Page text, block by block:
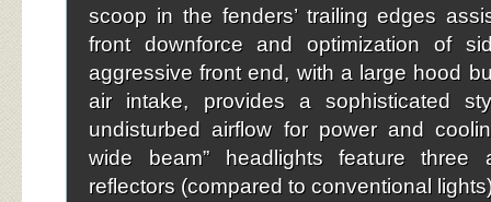
scoop in the fenders’ trailing edges
front downforce and optimization of
aggressive front end, with a large hood
air intake, provides a sophisticated
undisturbed airflow for power and
wide beam” headlights feature three
reflectors (compared to conventional